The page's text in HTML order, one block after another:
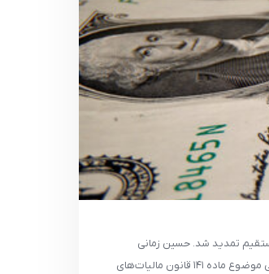
حسین زمانی
سرپرست دفتر امور تشخیص مالیاتی سازمان امور مالیاتی در بخشنامه‌ای اعلام کرد که مهلت رفع تعهد ارزی صادرکنندگان کالا در سال ۱۴۰۲ برای بهره مندی از معافیت مالیاتی موضوع ماده ۱۴۱ قانون مالیات‌های